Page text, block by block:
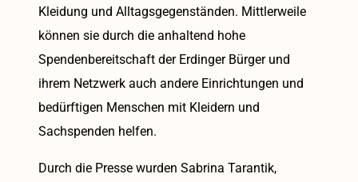
Kleidung und Alltagsgegenständen. Mittlerweile
können sie durch die anhaltend hohe
Spendenbereitschaft der Erdinger Bürger und
ihrem Netzwerk auch andere Einrichtungen und
bedürftigen Menschen mit Kleidern und
Sachspenden helfen.
Durch die Presse wurden Sabrina Tarantik,